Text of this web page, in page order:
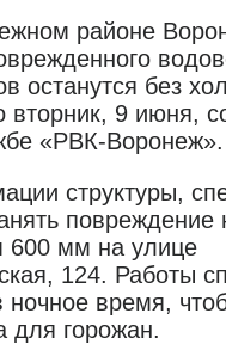
районе
останутся без
вторник, 9 июня,
«РВК-Воронеж».
структуры,
повреждение
600 мм на улице
124. Работы
ночное время,
для горожан.